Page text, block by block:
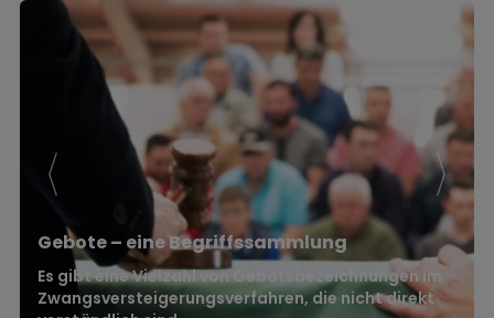
Gebote – eine Begriffssammlung
Es gibt eine Vielzahl von Gebotsbezeichnungen im
Zwangsversteigerungsverfahren, die nicht direkt